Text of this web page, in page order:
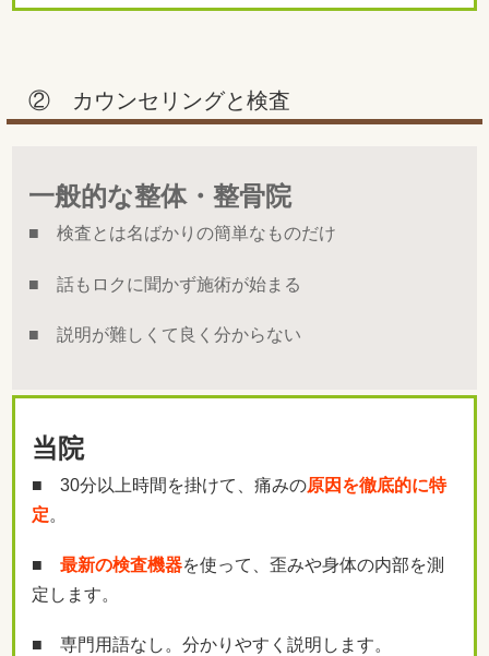
② カウンセリングと検査
一般的な整体・整骨院
■ 検査とは名ばかりの簡単なものだけ
■ 話もロクに聞かず施術が始まる
■ 説明が難しくて良く分からない
当院
■ 30分以上時間を掛けて、痛みの原因を徹底的に特
定。
■ 最新の検査機器を使って、歪みや身体の内部を測
定します。
■ 専門用語なし。分かりやすく説明します。